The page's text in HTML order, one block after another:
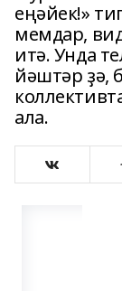
еңәйек!»
мемдар,
итә. Унда
йәштәр ҙә,
ала.